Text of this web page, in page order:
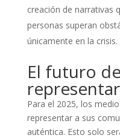
creación de narrativas
personas superan
únicamente en la crisis.
El futuro
Para el 2025, los
representar a sus
auténtica. Esto solo